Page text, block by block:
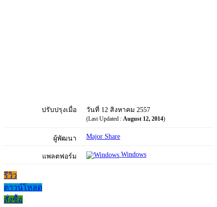
ปรับปรุงเมื่อ วันที่ 12 สิงหาคม 2557
(Last Updated : August 12, 2014)
ผู้พัฒนา Major Share
แพลตฟอร์ม Windows
รีวิว
ดาวน์โหลด
สั่งซื้อ